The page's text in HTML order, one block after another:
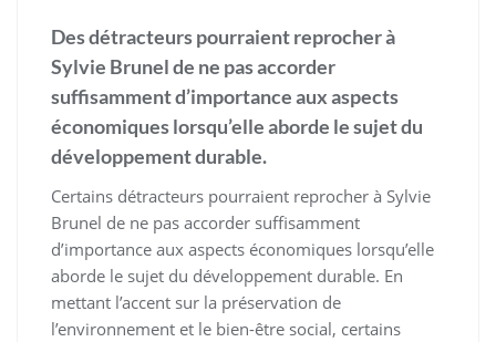
Des détracteurs pourraient reprocher à
Sylvie Brunel de ne pas accorder
suffisamment d’importance aux aspects
économiques lorsqu’elle aborde le sujet du
développement durable.
Certains détracteurs pourraient reprocher à Sylvie
Brunel de ne pas accorder suffisamment
d’importance aux aspects économiques lorsqu’elle
aborde le sujet du développement durable. En
mettant l’accent sur la préservation de
l’environnement et le bien-être social, certains